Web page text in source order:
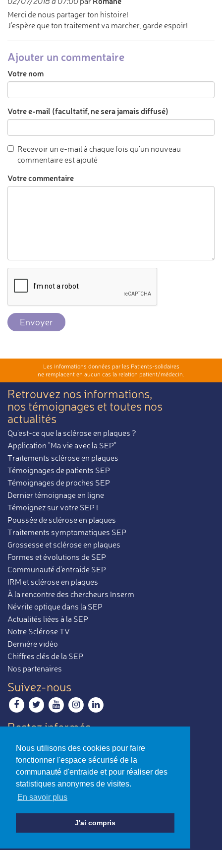
Nous utilisons des cookies pour faire
fonctionner l'espace sécurisé de la
communauté d'entraide et pour réaliser des
statistiques anonymes de visites.
En savoir plus
J'ai compris
Merci de nous partager ton histoire!
J’espère que ton traitement va marcher, garde espoir!
Ajouter un commentaire
Votre nom
Votre e-mail (facultatif, ne sera jamais diffusé)
Recevoir un e-mail à chaque fois qu'un nouveau
commentaire est ajouté
Votre commentaire
Envoyer
Les informations données par les Patients-solidaires
ne remplacent en aucun cas la relation patient/médecin.
Retrouvez nos informations,
nos témoignages et toutes nos
actualités
Qu'est-ce que la sclérose en plaques ?
Application "Ma vie avec la SEP"
Traitements sclérose en plaques
Témoignages de patients SEP
Témoignages de proches SEP
Dernier témoignage en ligne
Témoignez sur votre SEP !
Poussée de sclérose en plaques
Traitements symptomatiques SEP
Grossesse et sclérose en plaques
Formes et évolutions de SEP
Communauté d'entraide SEP
IRM et sclérose en plaques
À la rencontre des chercheurs Inserm
Névrite optique dans la SEP
Actualités liées à la SEP
Notre Sclérose TV
Dernière vidéo
Chiffres clés de la SEP
Nos partenaires
Suivez-nous
Restez informés
Contactez-nous
Envoyer un e-mail
La sclérose en plaques,
par ceux qui en parlent le mieux.
© Association Notre Sclérose - Loi 1901